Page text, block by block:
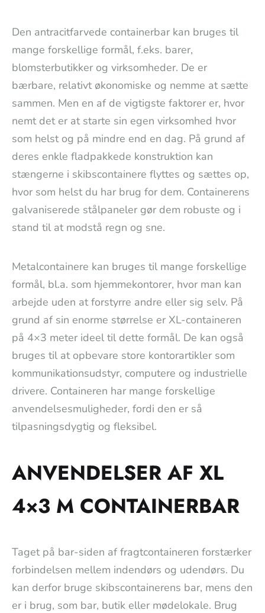
Den antracitfarvede containerbar kan bruges til
mange forskellige formål, f.eks. barer,
blomsterbutikker og virksomheder. De er
bærbare, relativt økonomiske og nemme at sætte
sammen. Men en af de vigtigste faktorer er, hvor
nemt det er at starte sin egen virksomhed hvor
som helst og på mindre end en dag. På grund af
deres enkle fladpakkede konstruktion kan
stængerne i skibscontainere flyttes og sættes op,
hvor som helst du har brug for dem. Containerens
galvaniserede stålpaneler gør dem robuste og i
stand til at modstå regn og sne.
Metalcontainere kan bruges til mange forskellige
formål, bl.a. som hjemmekontorer, hvor man kan
arbejde uden at forstyrre andre eller sig selv. På
grund af sin enorme størrelse er XL-containeren
på 4×3 meter ideel til dette formål. De kan også
bruges til at opbevare store kontorartikler som
kommunikationsudstyr, computere og industrielle
drivere. Containeren har mange forskellige
anvendelsesmuligheder, fordi den er så
tilpasningsdygtig og fleksibel.
ANVENDELSER AF XL
4×3 M CONTAINERBAR
Taget på bar-siden af fragtcontaineren forstærker
forbindelsen mellem indendørs og udendørs. Du
kan derfor bruge skibscontainerens bar, mens den
er i brug, som bar, butik eller mødelokale. Brug